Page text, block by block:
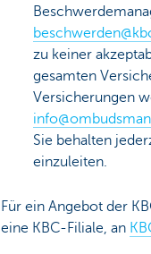
zu keiner
gesamten
Versicherungen
Sie behalten
einzuleiten.
Für ein Angebot der
eine KBC-Filiale, an